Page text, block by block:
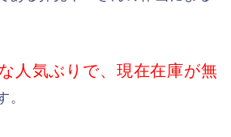
人気ぶりで、現在在庫が無
。